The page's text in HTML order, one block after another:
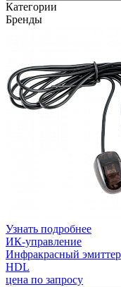
Категории
Бренды
Узнать подробнее
ИК-управление
Инфракрасный эмиттер
HDL
цена по запросу